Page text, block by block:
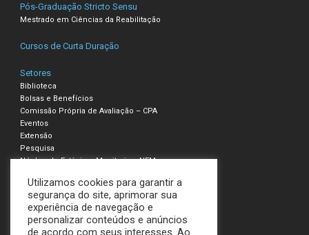
Pós-Graduação Stricto Sensu
Mestrado em Ciências da Reabilitação
Cursos de Curta Duração
Setores
Biblioteca
Bolsas e Benefícios
Comissão Própria de Avaliação – CPA
Eventos
Extensão
Pesquisa
Núcleo de Estágio e Monitoria – NEM
Compliance – Ouvidoria
Política de Privacidade e Cookies
Termos de Uso
Utilizamos cookies para garantir a
segurança do site, aprimorar sua
experiência de navegação e
personalizar conteúdos e anúncios
de acordo com seus interesses. Ao